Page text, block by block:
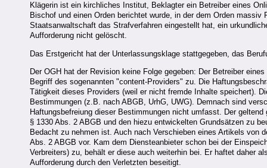
Klägerin ist ein kirchliches Institut, Beklagter ein Betreiber eines
Bischof und einen Orden berichtet wurde, in der dem Orden
Staatsanwaltschaft das Strafverfahren eingestellt hat, ein
Aufforderung nicht gelöscht.
Das Erstgericht hat der Unterlassungsklage stattgegeben, das
Der OGH hat der Revision keine Folge gegeben: Der Betreiber
Begriff des sogenannten "content-Providers" zu. Die
Tätigkeit dieses Providers (weil er nicht fremde Inhalte speichert).
Bestimmungen (z.B. nach ABGB, UrhG, UWG). Demnach sind
Haftungsbefreiung dieser Bestimmungen nicht umfasst. Der
§ 1330 Abs. 2 ABGB und den hiezu entwickelten Grundsätzen zu
Bedacht zu nehmen ist. Auch nach Verschieben eines Artikels von
Abs. 2 ABGB vor. Kam dem Diensteanbieter schon bei der
Verbreiters) zu, behält er diese auch weiterhin bei. Er haftet daher
Aufforderung durch den Verletzten beseitigt.